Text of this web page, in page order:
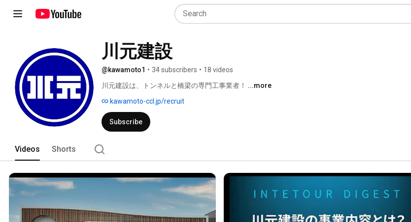
川元建設
@kawamoto1 • 34 subscribers • 18 videos
川元建設は、トンネルと橋梁の専門工事業者！ ...more
kawamoto-ccl.jp/recruit
Subscribe
Videos Shorts